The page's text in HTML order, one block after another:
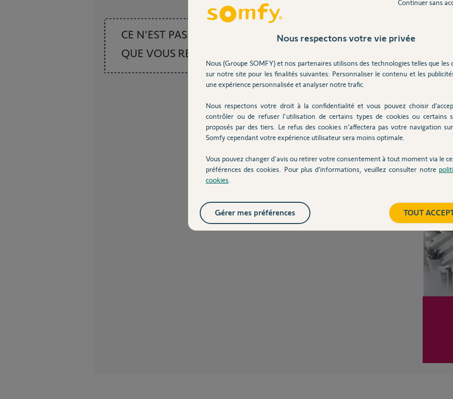
CE N'EST PAS CE
QUE VOUS RECHERCHEZ
Posez votre question
40réponses
Nous respectons votre vie privée
Nous (Groupe SOMFY) et nos partenaires utilisons des technologies telles que les
sur notre site pour les finalités suivantes: Personnaliser le contenu et les
une expérience personnalisée et analyser notre trafic.
Nous respectons votre droit à la confidentialité et vous pouvez choisir
contrôler ou de refuser l'utilisation de certains types de cookies ou certains
proposés par des tiers. Le refus des cookies n’affectera pas votre navigation
Somfy cependant votre expérience utilisateur sera moins optimale.
Vous pouvez changer d'avis ou retirer votre consentement à tout moment via le
préférences des cookies. Pour plus d’informations, veuillez consulter notre
cookies
Continuer sans
TOUT
Gérer mes préférences